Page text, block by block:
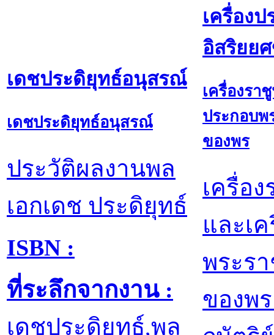
เดชประดิยุทธ์อนุสรณ์
เดชประดิยุทธ์อนุสรณ์
ประวัติผลงานพล
เอกเดช ประดิยุทธ์
ISBN :
ที่ระลึกจากงาน :
เดชประดิยุทธ์,พล
เครื่อง
อิสริยย
เครื่องรา
ประกอบพ
ของพร
เครื่อ
และเ
พระร
ของพ